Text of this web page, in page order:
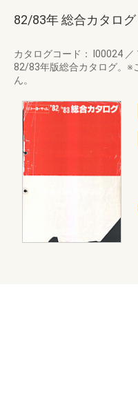
82/83年 総合カタログ
カタログコード： I00024 ／
82/83年版総合カタログ。※
ん。